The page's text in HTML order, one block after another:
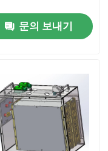
문의 보내기